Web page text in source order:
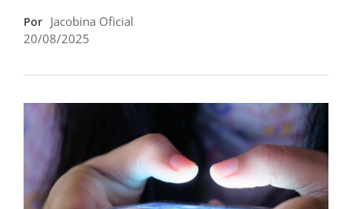
Por Jacobina Oficial
20/08/2025